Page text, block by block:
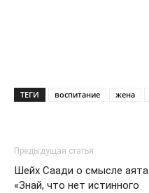
ТЕГИ воспитание жена
Предыдущая статья
Шейх Саади о смысле аята
«Знай, что нет истинного